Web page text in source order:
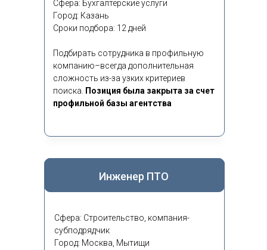
Сфера: Бухгалтерские услуги
Город: Казань
Сроки подбора: 12 дней
Подбирать сотрудника в профильную
компанию–всегда дополнительная
сложность из-за узких критериев
поиска.
Позиция была закрыта за счет
профильной базы агентства
Инженер ПТО
Сфера: Строительство, компания-
субподрядчик
Город: Москва, Мытищи